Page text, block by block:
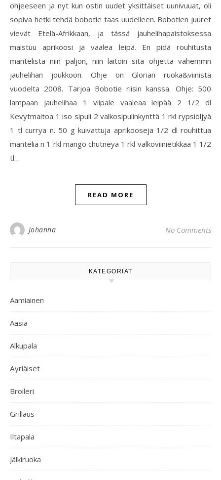
ohjeeseen ja nyt kun ostin uudet yksittäiset uunivuuat, oli
sopiva hetki tehdä bobotie taas uudelleen. Bobotien juuret
vievät Etelä-Afrikkaan, ja tässä jauhelihapaistoksessa
maistuu aprikoosi ja vaalea leipä. En pidä rouhitusta
mantelista niin paljon, niin laitoin sitä ohjetta vähemmn
jauhelihan joukkoon. Ohje on Glorian ruoka&viinistä
vuodelta 2008. Tarjoa Bobotie riisin kanssa. Ohje: 500
lampaan jauhelihaa 1 viipale vaaleaa leipää 2 1/2 dl
Kevytmaitoa 1 iso sipuli 2 valkosipulinkynttä 1 rkl rypsiöljyä
1 tl currya n. 50 g kuivattuja aprikooseja 1/2 dl rouhittua
mantelia n 1 rkl mango chutneya 1 rkl valkoviinietikkaa 1 1/2
tl…
READ MORE
Johanna No Comments
KATEGORIAT
Aamiainen
Aasia
Alkupala
Äyriäiset
Broileri
Grillaus
Iltapala
Jälkiruoka